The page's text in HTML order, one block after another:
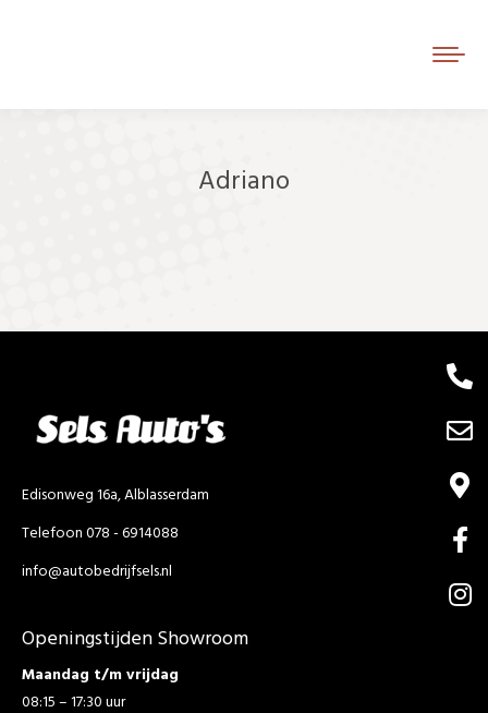
Adriano
Edisonweg 16a, Alblasserdam
Telefoon 078 - 6914088
info@autobedrijfsels.nl
Openingstijden Showroom
Maandag t/m vrijdag
08:15 – 17:30 uur